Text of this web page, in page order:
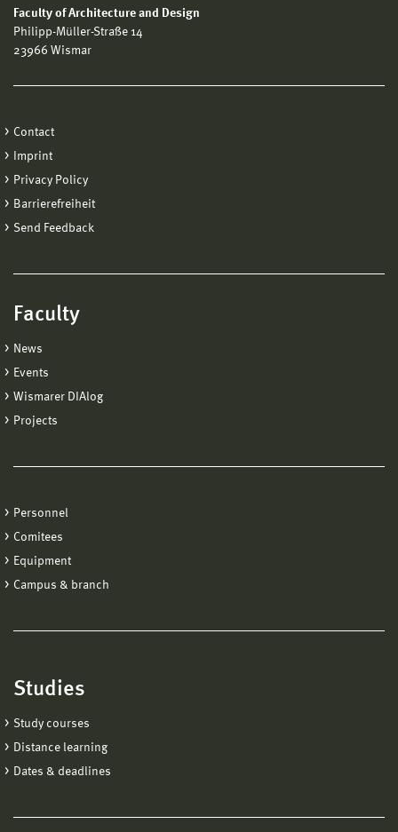
Faculty of Architecture and Design
Philipp-Müller-Straße 14
23966 Wismar
Contact
Imprint
Privacy Policy
Barrierefreiheit
Send Feedback
Faculty
News
Events
Wismarer DIAlog
Projects
Personnel
Comitees
Equipment
Campus & branch
Studies
Study courses
Distance learning
Dates & deadlines